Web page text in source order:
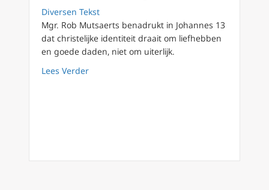
Diversen Tekst
Mgr. Rob Mutsaerts benadrukt in Johannes 13
dat christelijke identiteit draait om liefhebben
en goede daden, niet om uiterlijk.
Lees Verderabout Podcast #66: Waar gaat identiteit